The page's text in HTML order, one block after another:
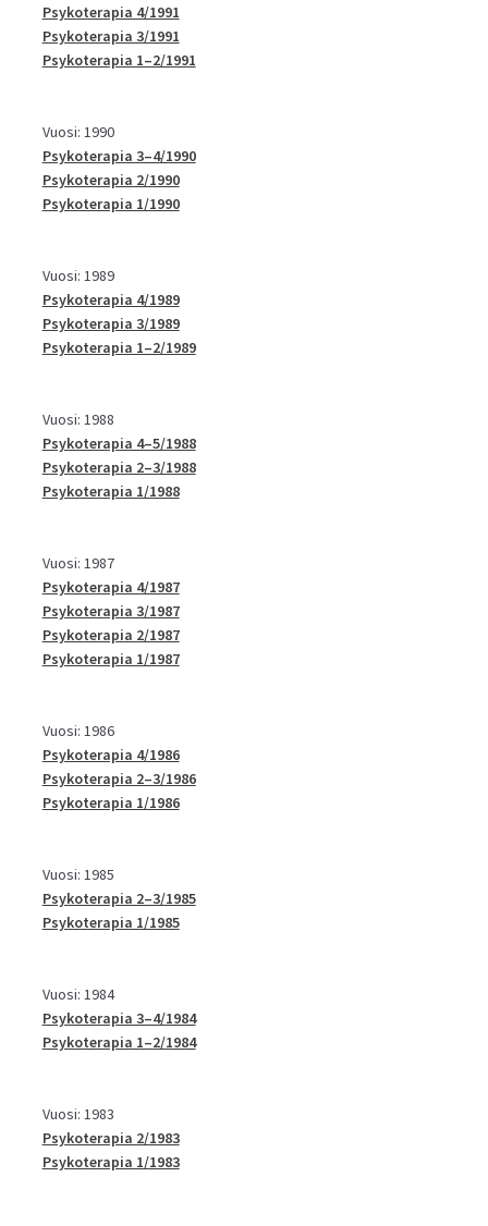
Psykoterapia 4/1991
Psykoterapia 3/1991
Psykoterapia 1–2/1991
Vuosi: 1990
Psykoterapia 3–4/1990
Psykoterapia 2/1990
Psykoterapia 1/1990
Vuosi: 1989
Psykoterapia 4/1989
Psykoterapia 3/1989
Psykoterapia 1–2/1989
Vuosi: 1988
Psykoterapia 4–5/1988
Psykoterapia 2–3/1988
Psykoterapia 1/1988
Vuosi: 1987
Psykoterapia 4/1987
Psykoterapia 3/1987
Psykoterapia 2/1987
Psykoterapia 1/1987
Vuosi: 1986
Psykoterapia 4/1986
Psykoterapia 2–3/1986
Psykoterapia 1/1986
Vuosi: 1985
Psykoterapia 2–3/1985
Psykoterapia 1/1985
Vuosi: 1984
Psykoterapia 3–4/1984
Psykoterapia 1–2/1984
Vuosi: 1983
Psykoterapia 2/1983
Psykoterapia 1/1983